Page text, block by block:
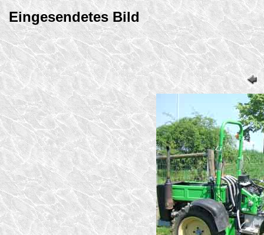
Eingesendetes Bild